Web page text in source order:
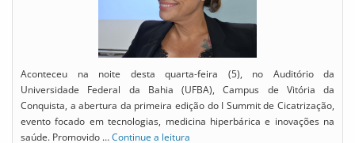
Aconteceu na noite desta quarta-feira (5), no Auditório da
Universidade Federal da Bahia (UFBA), Campus de Vitória da
Conquista, a abertura da primeira edição do I Summit de Cicatrização,
evento focado em tecnologias, medicina hiperbárica e inovações na
saúde. Promovido …Continue a leitura